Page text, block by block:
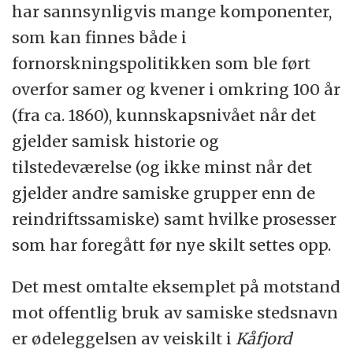
har sannsynligvis mange komponenter,
som kan finnes både i
fornorskningspolitikken som ble ført
overfor samer og kvener i omkring 100 år
(fra ca. 1860), kunnskapsnivået når det
gjelder samisk historie og
tilstedeværelse (og ikke minst når det
gjelder andre samiske grupper enn de
reindriftssamiske) samt hvilke prosesser
som har foregått før nye skilt settes opp.
Det mest omtalte eksemplet på motstand
mot offentlig bruk av samiske stedsnavn
er ødeleggelsen av veiskilt i Kåfjord